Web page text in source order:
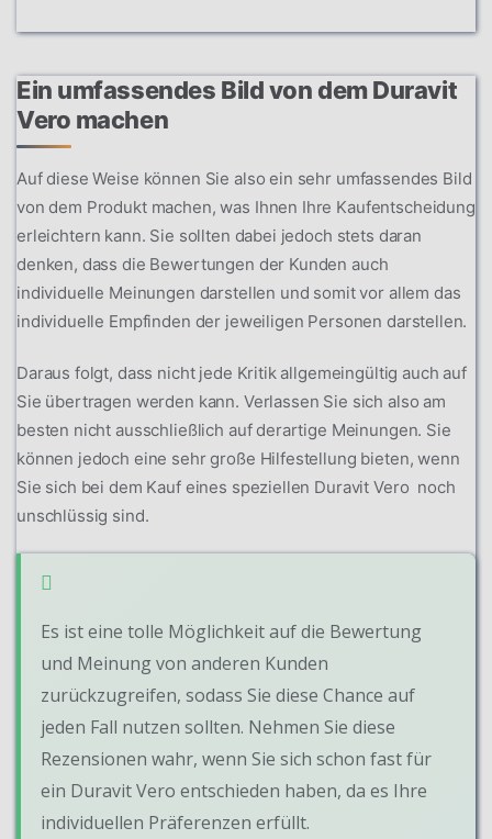
Ein umfassendes Bild von dem Duravit
Vero machen
Auf diese Weise können Sie also ein sehr umfassendes Bild
von dem Produkt machen, was Ihnen Ihre Kaufentscheidung
erleichtern kann. Sie sollten dabei jedoch stets daran
denken, dass die Bewertungen der Kunden auch
individuelle Meinungen darstellen und somit vor allem das
individuelle Empfinden der jeweiligen Personen darstellen.
Daraus folgt, dass nicht jede Kritik allgemeingültig auch auf
Sie übertragen werden kann. Verlassen Sie sich also am
besten nicht ausschließlich auf derartige Meinungen. Sie
können jedoch eine sehr große Hilfestellung bieten, wenn
Sie sich bei dem Kauf eines speziellen Duravit Vero noch
unschlüssig sind.
Es ist eine tolle Möglichkeit auf die Bewertung
und Meinung von anderen Kunden
zurückzugreifen, sodass Sie diese Chance auf
jeden Fall nutzen sollten. Nehmen Sie diese
Rezensionen wahr, wenn Sie sich schon fast für
ein Duravit Vero entschieden haben, da es Ihre
individuellen Präferenzen erfüllt.